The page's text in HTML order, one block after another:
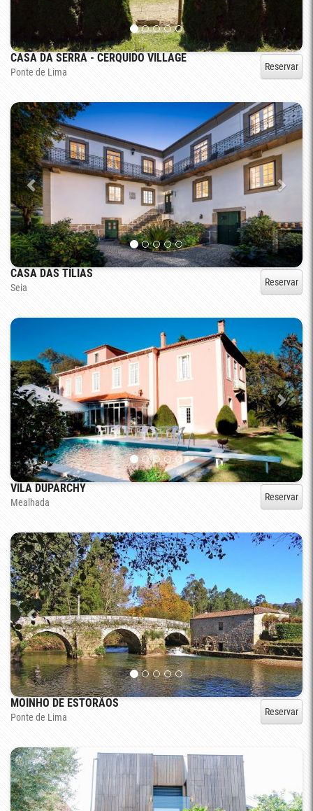
CASA DA SERRA - CERQUIDO VILLAGE
Ponte de Lima Reservar
CASA DAS TÍLIAS
Seia Reservar
VILA DUPARCHY
Mealhada Reservar
MOINHO DE ESTORÃOS
Ponte de Lima Reservar